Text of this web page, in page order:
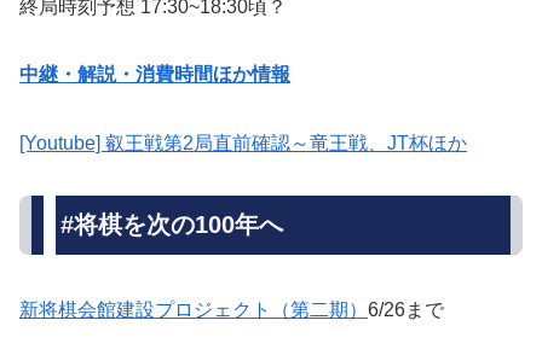
終局時刻予想 17:30~18:30頃？
中継・解説・消費時間ほか情報
[Youtube] 叡王戦第2局直前確認～竜王戦、JT杯ほか
#将棋を次の100年へ
新将棋会館建設プロジェクト（第二期） 6/26まで